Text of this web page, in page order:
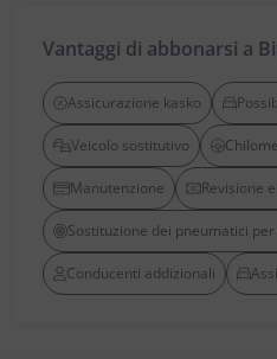
Vantaggi di abbonarsi a
Assicurazione kasko
Veicolo sostitutivo
Manutenzione Revisione
Sostituzione dei pneumatici
Conducenti addizionali